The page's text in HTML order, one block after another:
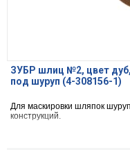
ЗУБР шлиц №2, цвет
под шуруп (4-308156-1)
Для маскировки шляпок
конструкций.